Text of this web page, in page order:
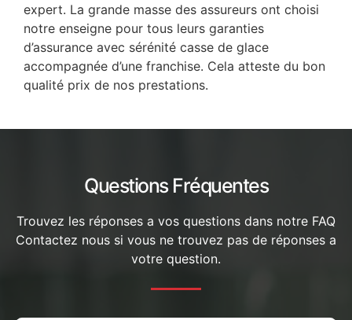
expert. La grande masse des assureurs ont choisi
notre enseigne pour tous leurs garanties
d’assurance avec sérénité casse de glace
accompagnée d’une franchise. Cela atteste du bon
qualité prix de nos prestations.
Questions Fréquentes
Trouvez les réponses a vos questions dans notre FAQ
Contactez nous si vous ne trouvez pas de réponses a
votre question.